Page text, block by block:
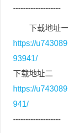
-------------------
下载地址
https://
93941/
下载地址二
https://
941/
-------------------